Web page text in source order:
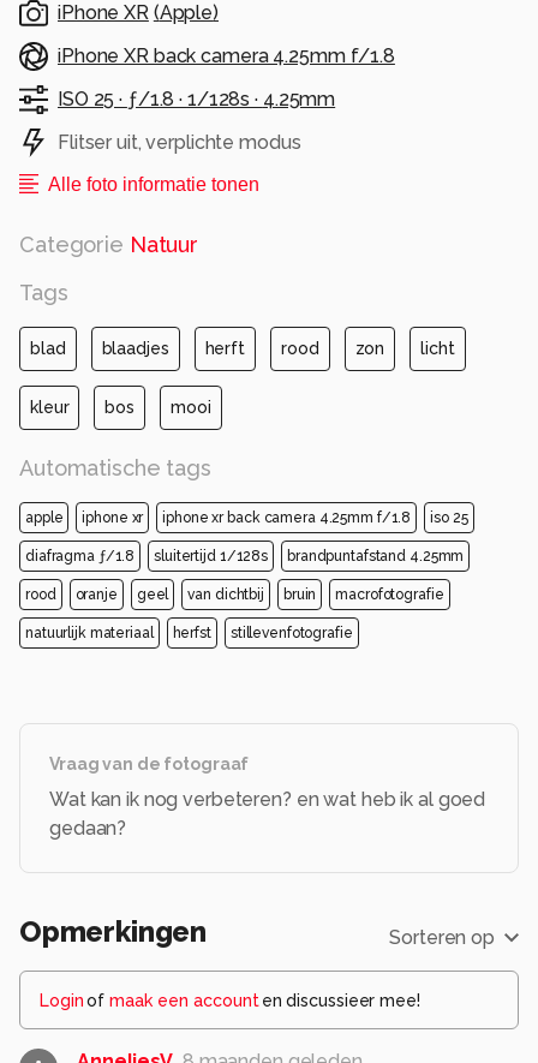
iPhone XR (Apple)
iPhone XR back camera 4.25mm f/1.8
ISO 25 · ƒ/1.8 · 1/128s · 4.25mm
Flitser uit, verplichte modus
Alle foto informatie tonen
Categorie Natuur
Tags
blad blaadjes herft rood zon licht
kleur bos mooi
Automatische tags
apple iphone xr iphone xr back camera 4.25mm f/1.8 iso 25
diafragma ƒ/1.8 sluitertijd 1/128s brandpuntafstand 4.25mm
rood oranje geel van dichtbij bruin macrofotografie
natuurlijk materiaal herfst stillevenfotografie
Vraag van de fotograaf
Wat kan ik nog verbeteren? en wat heb ik al goed
gedaan?
Opmerkingen Sorteren op
Loginof maak een account en discussieer mee!